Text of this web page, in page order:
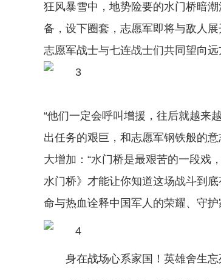
狂风暴雪中，地势险要的水门桥暗
备，设下圈套，志愿军即将与敌人
志愿军战士与七连战士们共同望向
“他们一定会呼叫增援，往后就越来
出任务的艰巨，和志愿军钢铁般的
大增加：“水门桥是最艰苦的一段戏
水门桥》才能让你知道这场战斗到
命与热血诠释中国军人的荣耀、守护
身在战场心系家国！英雄舍生忘